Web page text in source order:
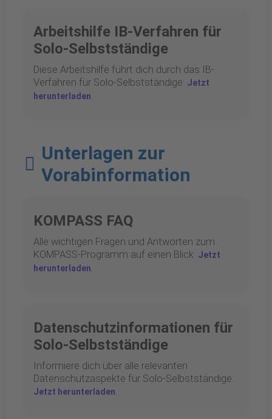
Arbeitshilfe IB-Verfahren für
Solo-Selbstständige
Diese Arbeitshilfe führt dich durch das IB-
Verfahren für Solo-Selbstständige. Jetzt
herunterladen.
Unterlagen zur
Vorabinformation
KOMPASS FAQ
Alle wichtigen Fragen und Antworten zum
KOMPASS-Programm auf einen Blick. Jetzt
herunterladen.
Datenschutzinformationen für
Solo-Selbstständige
Informiere dich über alle relevanten
Datenschutzaspekte für Solo-Selbstständige.
Jetzt herunterladen.